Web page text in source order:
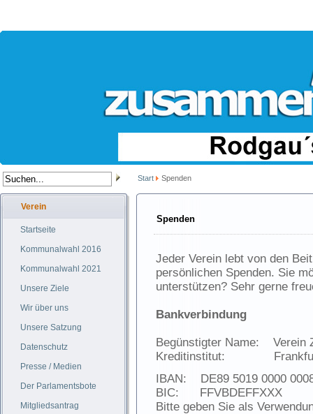
Start Spenden
Verein
Startseite
Kommunalwahl 2016
Kommunalwahl 2021
Unsere Ziele
Wir über uns
Unsere Satzung
Datenschutz
Presse / Medien
Der Parlamentsbote
Mitgliedsantrag
Spenden
Jeder Verein lebt von den
persönlichen Spenden. Sie
unterstützen? Sehr gerne
Bankverbindung
Begünstigter Name: Verein
Kreditinstitut:
IBAN: DE89 5019 0000
BIC: FFVBDEFFXXX
Bitte geben Sie als